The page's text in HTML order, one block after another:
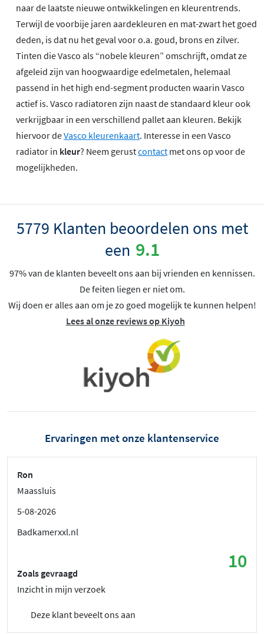
naar de laatste nieuwe ontwikkelingen en kleurentrends.
Terwijl de voorbije jaren aardekleuren en mat-zwart het goed
deden, is dat nu het geval voor o.a. goud, brons en zilver.
Tinten die Vasco als “nobele kleuren” omschrijft, omdat ze
afgeleid zijn van hoogwaardige edelmetalen, helemaal
passend in het high end-segment producten waarin Vasco
actief is. Vasco radiatoren zijn naast de standaard kleur ook
verkrijgbaar in een verschillend pallet aan kleuren. Bekijk
hiervoor deVasco kleurenkaart. Interesse in een Vasco
radiator in kleur? Neem gerustcontact met ons op voor de
mogelijkheden.
5779 Klanten beoordelen ons met
een 9.1
97% van de klanten beveelt ons aan bij vrienden en kennissen.
De feiten liegen er niet om.
Wij doen er alles aan om je zo goed mogelijk te kunnen helpen!
Lees al onze reviews op Kiyoh
Ervaringen met onze klantenservice
Ron
Maassluis
5-08-2026
Badkamerxxl.nl
10
Zoals gevraagd
Inzicht in mijn verzoek
Deze klant beveelt ons aan